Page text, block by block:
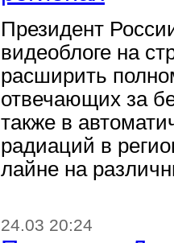
Президент
видеоблоге на
расширить
отвечающих за
также в
радиаций в
лайне на
24.03 20:24